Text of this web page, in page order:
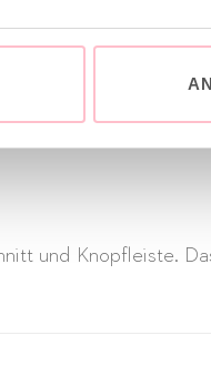
und Knopfleiste.